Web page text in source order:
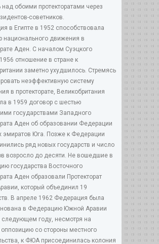
над обоими протекторатами через
советников.
в Египте в 1952 способствовала
национального движения в
Аден. С началом Суэцкого
отношение в стране к
заметно ухудшилось. Стремясь
неэффективную систему
в протекторате, Великобритания
в 1959 договор с шестью
государствами Западного
Аден об образовании Федерации
эмиратов Юга. Позже к Федерации
ряд новых государств и число
возросло до десяти. Не вошедшие в
государства Восточного
Аден образовали Протекторат
который объединил 19
В апреле 1962 Федерация была
в Федерацию Южной Аравии
году, несмотря на
со стороны местного
к ФЮА присоединилась колония